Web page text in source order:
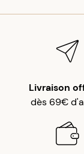
Livraison
dès 69€